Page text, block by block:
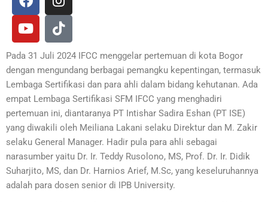
a
c
e
b
o
o
k
n
s
t
a
g
r
a
m
o
u
t
u
b
e
i
k
t
o
k
Pada 31 Juli 2024 IFCC menggelar pertemuan di kota Bogor
dengan mengundang berbagai pemangku kepentingan, termasuk
Lembaga Sertifikasi dan para ahli dalam bidang kehutanan. Ada
empat Lembaga Sertifikasi SFM IFCC yang menghadiri
pertemuan ini, diantaranya PT Intishar Sadira Eshan (PT ISE)
yang diwakili oleh Meiliana Lakani selaku Direktur dan M. Zakir
selaku General Manager. Hadir pula para ahli sebagai
narasumber yaitu Dr. Ir. Teddy Rusolono, MS, Prof. Dr. Ir. Didik
Suharjito, MS, dan Dr. Harnios Arief, M.Sc, yang keseluruhannya
adalah para dosen senior di IPB University.